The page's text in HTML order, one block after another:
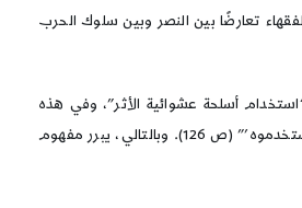
تعارضًا بين النصر وبين سلوك الحرب
أسلحة عشوائية الأثر”، وفي هذه
الحالة، ووفقًا للداوودي فإن “العامل الأساس لدى العلماء المسلمين التقليديين والمعاصرين في تحديد جواز امتلاك ’أي سلاح من هذا القبيل أو استخدامه’، هو ’إذا ما امتلكه الأعداء أو استخدموه’” (ص 126). وبالتالي، يبرر مفهوم